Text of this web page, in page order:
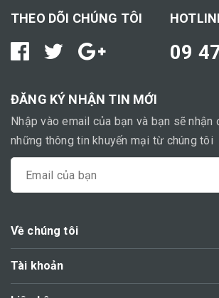
THEO DÕI CHÚNG TÔI
09
ĐĂNG KÝ NHẬN TIN MỚI
Nhập vào email của bạn và bạn sẽ
những thông tin khuyến mại từ chúng tôi
Về chúng tôi
Tài khoản